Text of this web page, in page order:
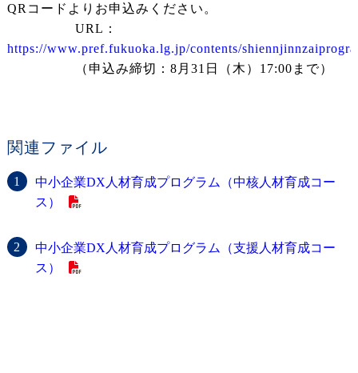
QRコードよりお申込みください。
URL：
https://www.pref.fukuoka.lg.jp/contents/
（申込み締切：8月31日（木）17:00まで）
関連ファイル
中小企業DX人材育成プログラム（中核人材育成コー
ス）
中小企業DX人材育成プログラム（支援人材育成コー
ス）